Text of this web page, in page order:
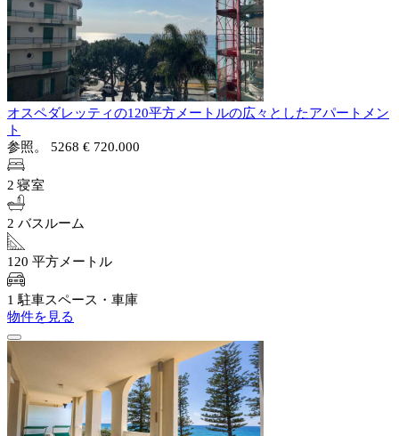
オスペダレッティの120平方メートルの広々としたアパートメン
ト
参照。 5268 € 720.000
2 寝室
2 バスルーム
120 平方メートル
1 駐車スペース・車庫
物件を見る